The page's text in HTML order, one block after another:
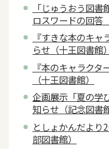
「じゅうおう図
ロスワードの回答
『すきな本のキ
らせ（十王図書館）
『本のキャラク
（十王図書館）
企画展示「夏の学
知らせ（記念図書館
としょかんだより
部図書館）